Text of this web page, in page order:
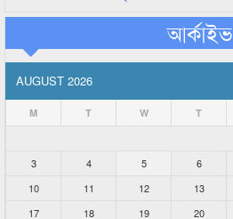
আর্কাইভ
AUGUST 2026
M T W T
3
4 5 6
10
11 12 13
17
18 19 20